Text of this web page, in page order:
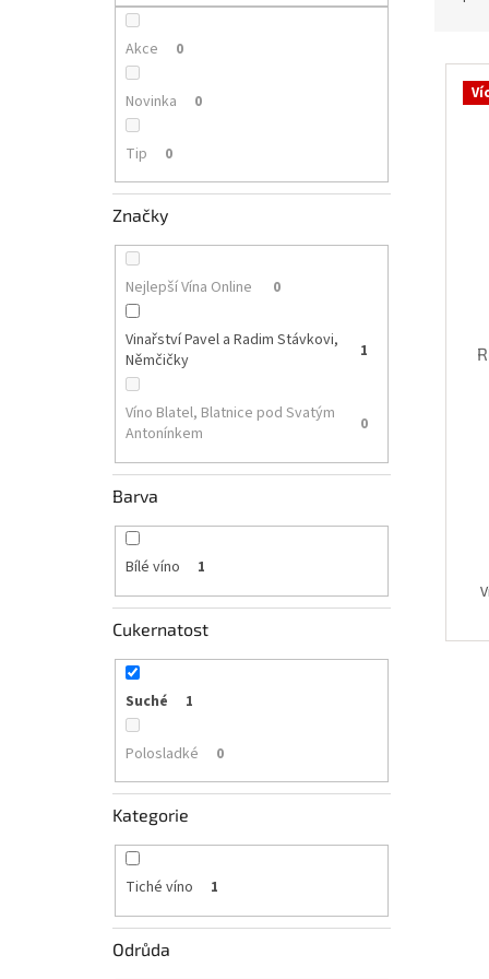
Akce 0
Novinka 0
Tip 0
Značky
Nejlepší Vína Online 0
Vinařství Pavel a Radim Stávkovi,
Němčičky
1
Víno Blatel, Blatnice pod Svatým
Antonínkem
0
Barva
Bílé víno 1
Cukernatost
Suché 1
Polosladké 0
Kategorie
Tiché víno 1
Odrůda
nV